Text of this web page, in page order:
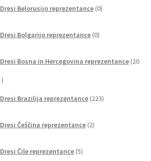
Dresi Belorusijo reprezentance 0izdelkov
Dresi Bolgarijo reprezentance 0izdelkov
Dresi Bosna in Hercegovina reprezentance 20
20
Dresi Brazilija reprezentance 223izdelkov
Dresi Češčina reprezentance 2izdelka
Dresi Čile reprezentance 5izdelkov